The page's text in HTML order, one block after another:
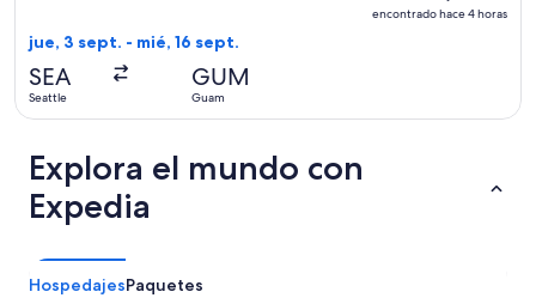
redondo,
encontrado hace 4 horas
jue, 3 sept. - mié, 16 sept.
SEA
Seattle
GUM
Guam
Explora el mundo con
Expedia
HospedajesPaquetes